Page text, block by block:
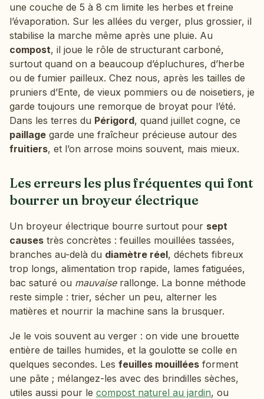
une couche de 5 à 8 cm limite les herbes et freine
l’évaporation. Sur les allées du verger, plus grossier, il
stabilise la marche même après une pluie. Au
compost, il joue le rôle de structurant carboné,
surtout quand on a beaucoup d’épluchures, d’herbe
ou de fumier pailleux. Chez nous, après les tailles de
pruniers d’Ente, de vieux pommiers ou de noisetiers, je
garde toujours une remorque de broyat pour l’été.
Dans les terres du Périgord, quand juillet cogne, ce
paillage garde une fraîcheur précieuse autour des
fruitiers, et l’on arrose moins souvent, mais mieux.
Les erreurs les plus fréquentes qui font
bourrer un broyeur électrique
Un broyeur électrique bourre surtout pour sept
causes très concrètes : feuilles mouillées tassées,
branches au-delà du diamètre réel, déchets fibreux
trop longs, alimentation trop rapide, lames fatiguées,
bac saturé ou mauvaiserallonge. La bonne méthode
reste simple : trier, sécher un peu, alterner les
matières et nourrir la machine sans la brusquer.
Je le vois souvent au verger : on vide une brouette
entière de tailles humides, et la goulotte se colle en
quelques secondes. Les feuilles mouillées forment
une pâte ; mélangez-les avec des brindilles sèches,
utiles aussi pour le compost naturel au jardin, ou